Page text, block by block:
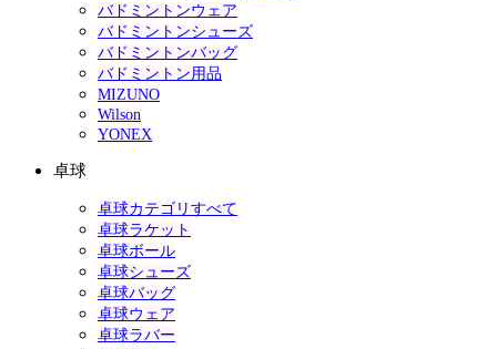
バドミントンウェア
バドミントンシューズ
バドミントンバッグ
バドミントン用品
MIZUNO
Wilson
YONEX
卓球
卓球カテゴリすべて
卓球ラケット
卓球ボール
卓球シューズ
卓球バッグ
卓球ウェア
卓球ラバー